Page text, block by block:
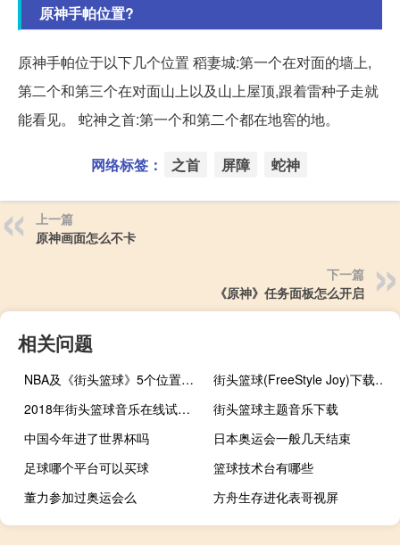
原神手帕位置?
原神手帕位于以下几个位置 稻妻城:第一个在对面的墙上,
第二个和第三个在对面山上以及山上屋顶,跟着雷种子走就
能看见。 蛇神之首:第一个和第二个都在地窖的地。
网络标签： 之首 屏障 蛇神
上一篇
原神画面怎么不卡
下一篇
《原神》任务面板怎么开启
相关问题
NBA及《街头篮球》5个位置的详细介绍
街头篮球(FreeStyle Joy)下载(电脑、安卓和IOS所有版本)
2018年街头篮球音乐在线试听及下载
街头篮球主题音乐下载
中国今年进了世界杯吗
日本奥运会一般几天结束
足球哪个平台可以买球
篮球技术台有哪些
董力参加过奥运会么
方舟生存进化表哥视屏
正规足球鞋长什么样
星露谷物语联机全集